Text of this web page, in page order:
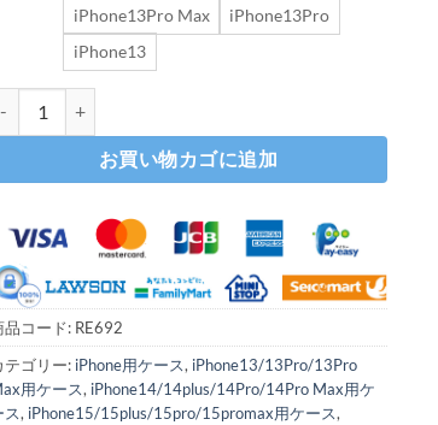
iPhone13Pro Max
iPhone13Pro
iPhone13
お買い物カゴに追加
品コード: RE692
テゴリー: iPhone用ケース, iPhone13/13Pro/13Pro
用ケース, iPhone14/14plus/14Pro/14Pro Max用ケ
ス, iPhone15/15plus/15pro/15promax用ケース,